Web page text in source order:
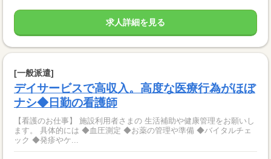
求人詳細を見る
[一般派遣]
デイサービスで高収入。高度な医療行為がほぼ
ナシ◆日勤の看護師
【看護のお仕事】 施設利用者さまの 生活補助や健康管理をお願いし
ます。 具体的には ◆血圧測定 ◆お薬の管理や準備 ◆バイタルチェ
ック ◆発疹やケ...